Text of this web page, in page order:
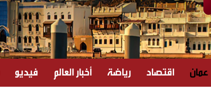
عمان اقتصاد رياضة أخبار العالم فيديو